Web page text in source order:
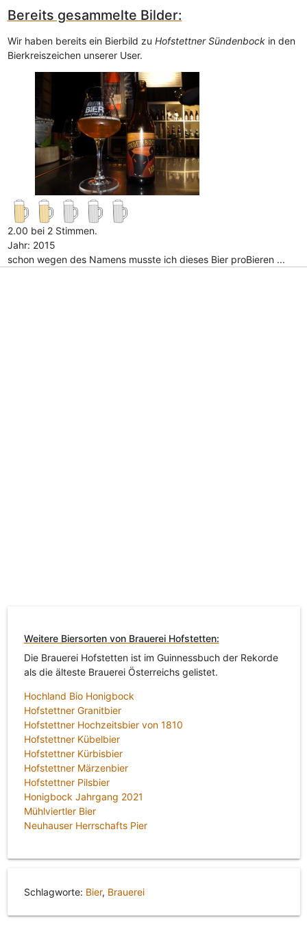
Bereits gesammelte Bilder:
Wir haben bereits ein Bierbild zu Hofstettner Sündenbockin den
Bierkreiszeichen unserer User.
2.00 bei 2 Stimmen.
Jahr: 2015
schon wegen des Namens musste ich dieses Bier proBieren ...
Weitere Biersorten von Brauerei Hofstetten:
Die Brauerei Hofstetten ist im Guinnessbuch der Rekorde
als die älteste Brauerei Österreichs gelistet.
Hochland Bio Honigbock
Hofstettner Granitbier
Hofstettner Hochzeitsbier von 1810
Hofstettner Kübelbier
Hofstettner Kürbisbier
Hofstettner Märzenbier
Hofstettner Pilsbier
Honigbock Jahrgang 2021
Mühlviertler Bier
Neuhauser Herrschafts Pier
Schlagworte: Bier, Brauerei